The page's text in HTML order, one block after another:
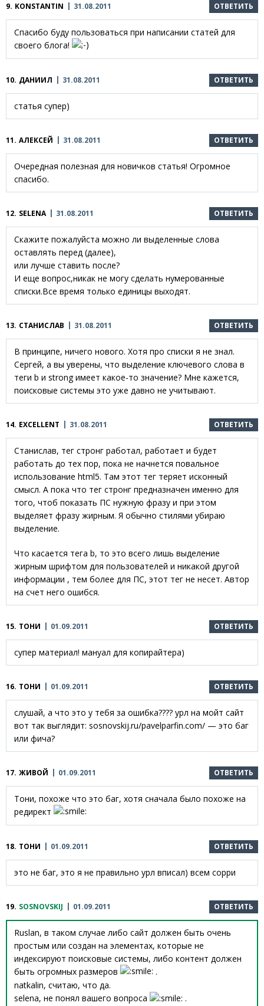
9. KONSTANTIN 31.08.2011 ОТВЕТИТЬ
Спасибо буду пользоваться при написании статей для
своего блога!
10. ДАНИИЛ 31.08.2011 ОТВЕТИТЬ
статья супер)
11. АЛЕКСЕЙ 31.08.2011 ОТВЕТИТЬ
Очередная полезная для новичков статья! Огромное
спасибо.
12. SELENA 31.08.2011 ОТВЕТИТЬ
Скажите пожалуйста можно ли выделенные слова
оставлять перед (далее),
или лучше ставить после?
И еще вопрос,никак не могу сделать нумерованные
списки.Все время только единицы выходят.
13. СТАНИСЛАВ 31.08.2011 ОТВЕТИТЬ
В принципе, ничего нового. Хотя про списки я не знал.
Сергей, а вы уверены, что выделение ключевого слова в
теги b и strong имеет какое-то значение? Мне кажется,
поисковые системы это уже давно не учитывают.
14. EXCELLENT 31.08.2011 ОТВЕТИТЬ
Станислав, тег стронг работал, работает и будет
работать до тех пор, пока не начнется повальное
использование html5. Там этот тег теряет исконный
смысл. А пока что тег стронг предназначен именно для
того, чтоб показать ПС нужную фразу и при этом
выделяет фразу жирным. Я обычно стилями убираю
выделение.
Что касается тега b, то это всего лишь выделение
жирным шрифтом для пользователей и никакой другой
информации , тем более для ПС, этот тег не несет. Автор
на счет него ошибся.
15. ТОНИ 01.09.2011 ОТВЕТИТЬ
супер материал! мануал для копирайтера)
16. ТОНИ 01.09.2011 ОТВЕТИТЬ
слушай, а что это у тебя за ошибка???? урл на мойт сайт
вот так выглядит: sosnovskij.ru/pavelparfin.com/ — это баг
или фича?
17. ЖИВОЙ 01.09.2011 ОТВЕТИТЬ
Тони, похоже что это баг, хотя сначала было похоже на
редирект
18. ТОНИ 01.09.2011 ОТВЕТИТЬ
это не баг, это я не правильно урл вписал) всем сорри
19. SOSNOVSKIJ 01.09.2011 ОТВЕТИТЬ
Ruslan, в таком случае либо сайт должен быть очень
простым или создан на элементах, которые не
индексируют поисковые системы, либо контент должен
быть огромных размеров
.
natkalin, считаю, что да.
selena, не понял вашего вопроса
.